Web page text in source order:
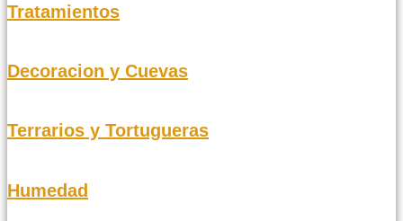
Tratamientos
Decoracion y Cuevas
Terrarios y Tortugueras
Humedad